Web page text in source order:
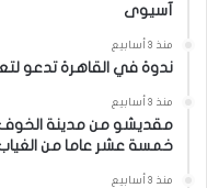
آسيوى
منذ 3 أسابيع
ندوة في القاهرة تدعو
منذ 3 أسابيع
مقديشو من مدينة الخوف
خمسة عشر عاما من
منذ 3 أسابيع